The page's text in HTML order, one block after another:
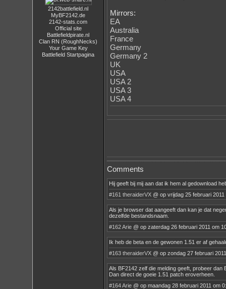
2142battlefield.nl
MyBF2142.de
2142-stats.com
Official site
Battlefieldpirate.nl
Clan RN (RoughNecks)
Your Game Key
Battlefield Startpagina
Mirrors:
EA
Australia
France
Germany
Germany 2
UK
USA
USA 2
USA 3
USA 4
Comments
Hij geeft bij mij aan dat ik hem al gedownload
#161 theraiderVX @ op vrijdag 25 februari 2011
Als je browser dat aangeeft dan kan je dat
dezelfde bestandsnaam.
#162Arie @ op zaterdag 26 februari 2011 om
Ik heb de beta en de gewonen 1.51 er af
#163 theraiderVX @ op zondag 27 februari
Als BF2142 zelf die melding geeft, probeer dan
Dan direct de goeie 1.51 patch eroverheen.
#164Arie @ op maandag 28 februari 2011 om